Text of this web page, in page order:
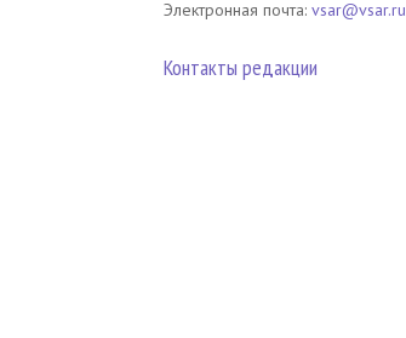
Электронная почта: vsar@vsar.ru
Контакты редакции